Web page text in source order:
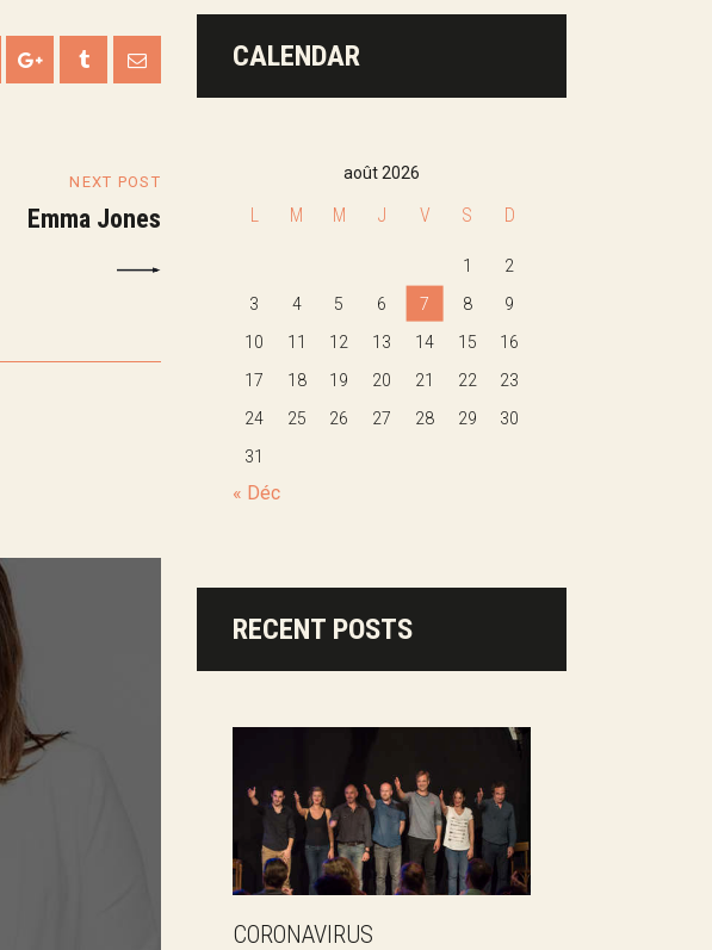
NEXT POST
Emma Jones
CALENDAR
août 2026
L M M J V S D
1
2
3
4 5 6 7 8
9
10
11 12 13 14 15
16
17
18 19 20 21 22
23
24
25 26 27 28 29
30
31
« Déc
RECENT POSTS
CORONAVIRUS